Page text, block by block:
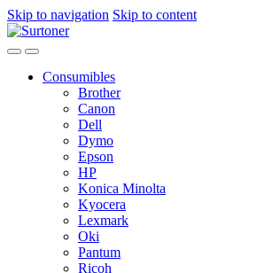
Skip to navigation Skip to content
Consumibles
Brother
Canon
Dell
Dymo
Epson
HP
Konica Minolta
Kyocera
Lexmark
Oki
Pantum
Ricoh